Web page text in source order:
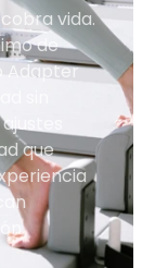
vida.
de
Adapter
sin
que